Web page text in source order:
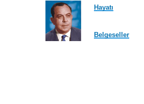
Hayatı
Belgeseller